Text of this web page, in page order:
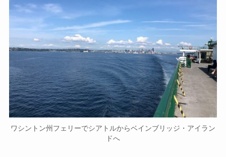
ワシントン州フェリーでシアトルからベインブリッジ・アイラン
ドへ